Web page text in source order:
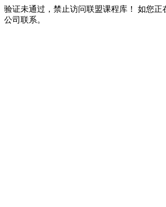
验证未通过，禁止访问联盟课程库！ 如您
公司联系。